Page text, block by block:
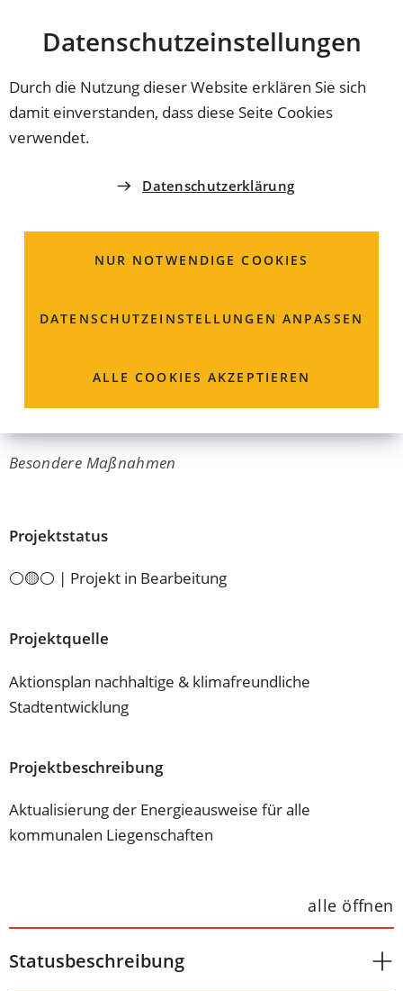
Datenschutz­einstellungen
Durch die Nutzung dieser Website erklären Sie sich
damit einverstanden, dass diese Seite Cookies
verwendet.
Datenschutzerklärung
NUR NOTWENDIGE COOKIES
DATENSCHUTZ­EINSTELLUNGEN ANPASSEN
ALLE COOKIES AKZEPTIEREN
INHALT ANSPRINGEN
Coburg
Aktualisierung der
Energieausweise
Besondere Maßnahmen
Projektstatus
⚪🟡⚪ | Projekt in Bearbeitung
Projektquelle
Aktionsplan nachhaltige & klimafreundliche
Stadtentwicklung
Projektbeschreibung
Aktualisierung der Energieausweise für alle
kommunalen Liegenschaften
alle öffnen
Statusbeschreibung